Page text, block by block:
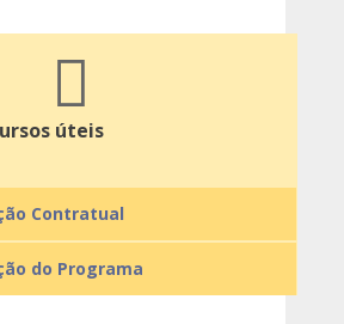
úteis
Contratual
do Programa